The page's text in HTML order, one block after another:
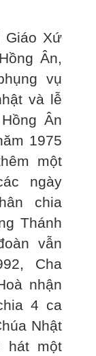
Giáo Xứ
Ân,
vụ
và lễ
Ân
1975
một
ngày
chia
Thánh
vẫn
Cha
nhận
4 ca
Nhật
hát một